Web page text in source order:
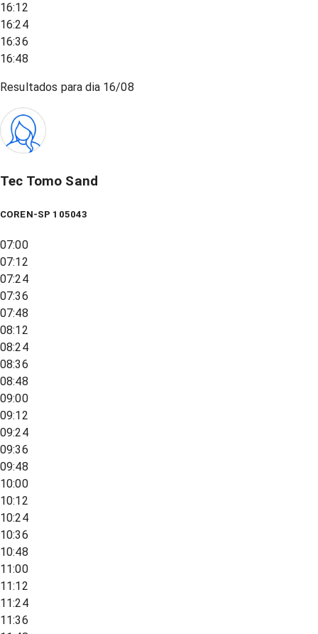
16:12
16:24
16:36
16:48
Resultados para dia 16/08
Tec Tomo Sand
COREN-SP 105043
07:00
07:12
07:24
07:36
07:48
08:12
08:24
08:36
08:48
09:00
09:12
09:24
09:36
09:48
10:00
10:12
10:24
10:36
10:48
11:00
11:12
11:24
11:36